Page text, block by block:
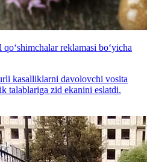
reklamasi bo‘yicha
kasalliklarni davolovchi vosita
talablariga zid ekanini eslatdi.